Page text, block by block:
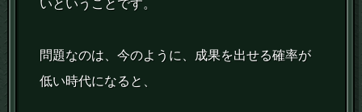
いということです。
問題なのは、今のように、成果を出せる確率が
低い時代になると、